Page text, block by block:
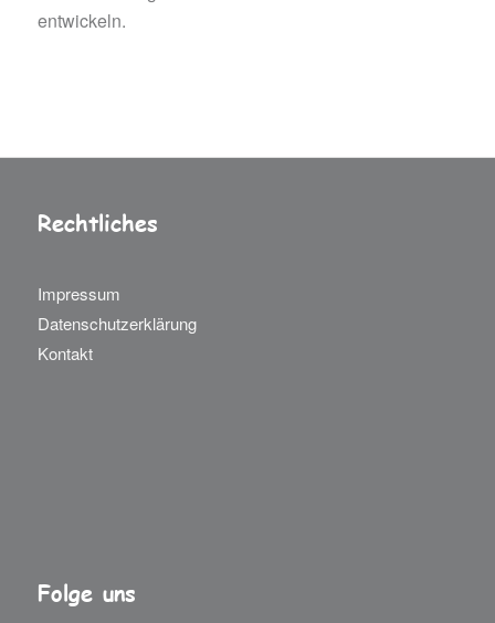
entwickeln.
Rechtliches
Impressum
Datenschutzerklärung
Kontakt
Folge uns